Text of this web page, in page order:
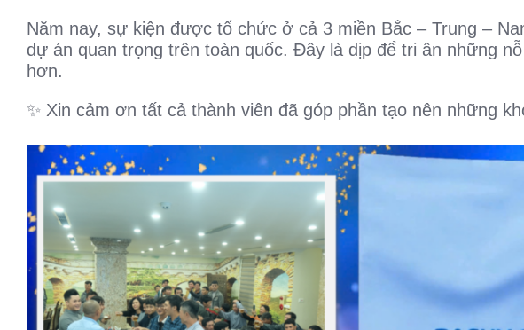
Năm nay, sự kiện được tổ chức ở cả 3 miền Bắc – Trung –
dự án quan trọng trên toàn quốc. Đây là dịp để tri ân những
hơn.
✨ Xin cảm ơn tất cả thành viên đã góp phần tạo nên những